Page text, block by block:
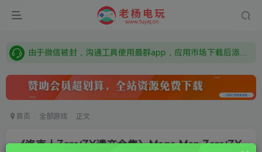
需要什么游戏请联系客服，若链接失效请联系客服，百度网盘边上的激活码也是解压密码
首页 全部游戏 正文
《洛克人Zero/ZX遗产合集》Mega Man Zero/ZX